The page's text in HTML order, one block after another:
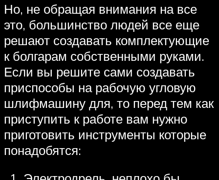
Но, не обращая внимания на все
это, большинство людей все еще
решают создавать комплектующие
к болгарам собственными руками.
Если вы решите сами создавать
приспособы на рабочую угловую
шлифмашину для, то перед тем как
приступить к работе вам нужно
приготовить инструменты которые
понадобятся: